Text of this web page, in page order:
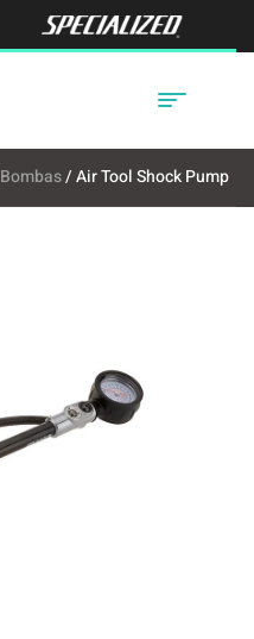
Bombas/ Air Tool Shock Pump